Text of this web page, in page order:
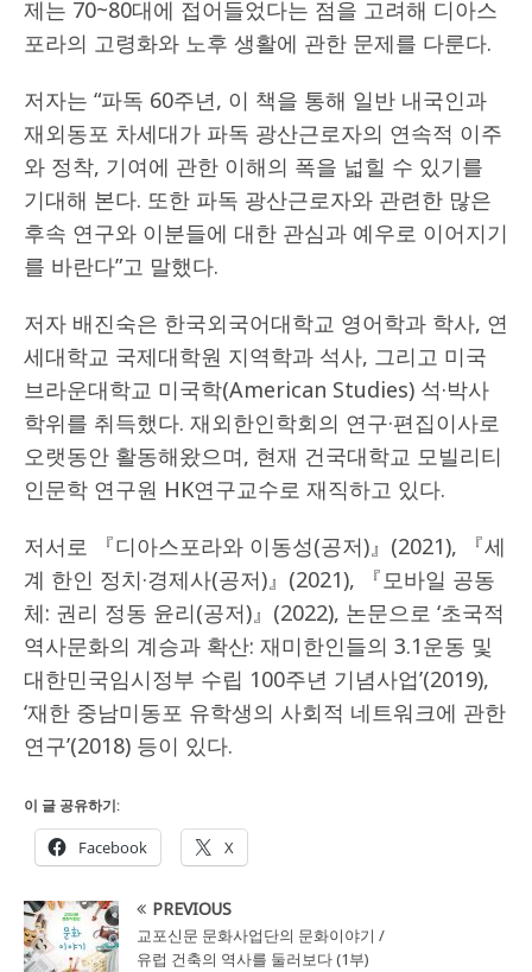
제는 70~80대에 접어들었다는 점을 고려해 디아스
포라의 고령화와 노후 생활에 관한 문제를 다룬다.
저자는 “파독 60주년, 이 책을 통해 일반 내국인과
재외동포 차세대가 파독 광산근로자의 연속적 이주
와 정착, 기여에 관한 이해의 폭을 넓힐 수 있기를
기대해 본다. 또한 파독 광산근로자와 관련한 많은
후속 연구와 이분들에 대한 관심과 예우로 이어지기
를 바란다”고 말했다.
저자 배진숙은 한국외국어대학교 영어학과 학사, 연
세대학교 국제대학원 지역학과 석사, 그리고 미국
브라운대학교 미국학(American Studies) 석·박사
학위를 취득했다. 재외한인학회의 연구·편집이사로
오랫동안 활동해왔으며, 현재 건국대학교 모빌리티
인문학 연구원 HK연구교수로 재직하고 있다.
저서로 『디아스포라와 이동성(공저)』(2021), 『세
계 한인 정치·경제사(공저)』(2021), 『모바일 공동
체: 권리 정동 윤리(공저)』(2022), 논문으로 ‘초국적
역사문화의 계승과 확산: 재미한인들의 3.1운동 및
대한민국임시정부 수립 100주년 기념사업’(2019),
‘재한 중남미동포 유학생의 사회적 네트워크에 관한
연구’(2018) 등이 있다.
이 글 공유하기:
Facebook X
PREVIOUS
교포신문 문화사업단의 문화이야기 /
유럽 건축의 역사를 둘러보다 (1부)